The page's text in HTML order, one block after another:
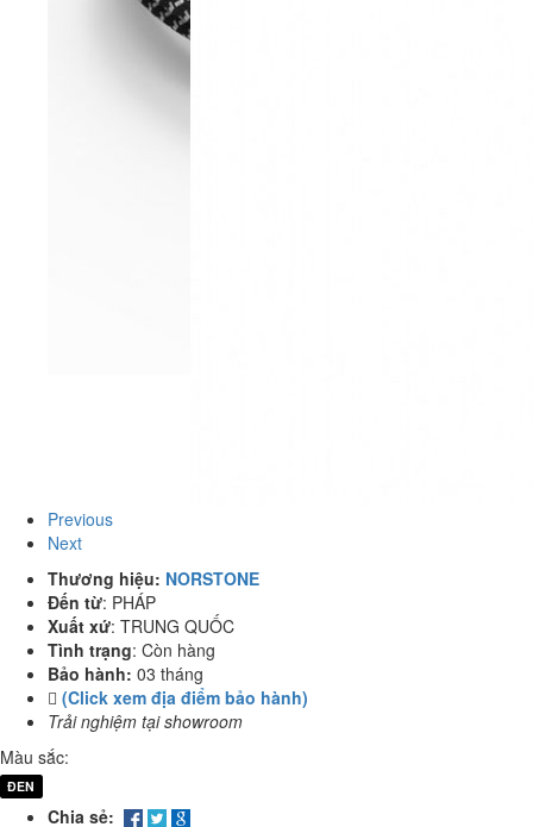
Previous
Next
Thương hiệu: NORSTONE
Đến từ: PHÁP
Xuất xứ: TRUNG QUỐC
Tình trạng: Còn hàng
Bảo hành: 03 tháng
(Click xem địa điểm bảo hành)
Trải nghiệm tại showroom
Màu sắc:
ĐEN
Chia sẻ: